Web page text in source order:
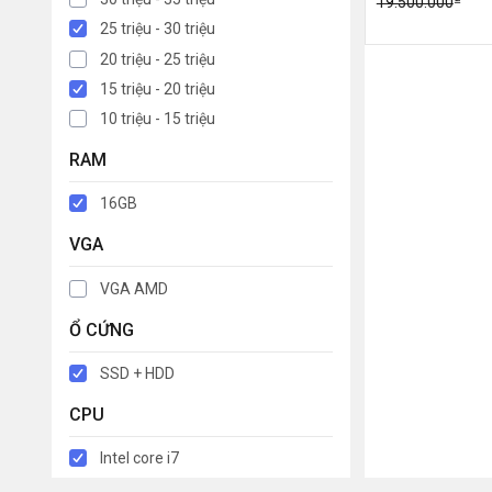
25 triệu - 30 triệu
20 triệu - 25 triệu
15 triệu - 20 triệu
10 triệu - 15 triệu
RAM
16GB
VGA
VGA AMD
Ổ CỨNG
SSD + HDD
CPU
Intel core i7